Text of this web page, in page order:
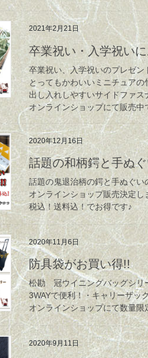
2021年2月21日
卒業祝い・入学祝い
卒業祝い、入学祝いのプレゼン
とってもかわいいミニチュア
出し入れしやすいサイドファス
オンラインショップにて販売中
2020年12月16日
話題の和柄鍔と手ぬ
話題の鬼退治柄の鍔と手ぬぐい
オンラインショップ販売決定し
税込！送料込！でお得です♪
2020年11月6日
防具袋がお買い得!!
松勘 冠ウイニングバッグシ
3WAYで便利！・キャリーザッ
オンラインショップにて数量
2020年9月11日